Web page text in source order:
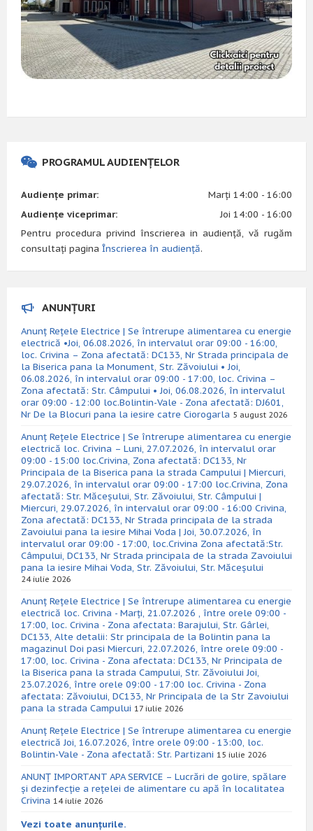
PROGRAMUL AUDIENȚELOR
Audiențe primar:
Marți 14:00 - 16:00
Audiențe viceprimar:
Joi 14:00 - 16:00
Pentru procedura privind înscrierea in audiență, vă rugăm
consultați pagina Înscrierea în audiență.
ANUNȚURI
Anunț Rețele Electrice | Se întrerupe alimentarea cu energie
electrică •Joi, 06.08.2026, în intervalul orar 09:00 - 16:00,
loc. Crivina – Zona afectată: DC133, Nr Strada principala de
la Biserica pana la Monument, Str. Zăvoiului • Joi,
06.08.2026, în intervalul orar 09:00 - 17:00, loc. Crivina –
Zona afectată: Str. Câmpului • Joi, 06.08.2026, în intervalul
orar 09:00 - 12:00 loc.Bolintin-Vale - Zona afectată: DJ601,
Nr De la Blocuri pana la iesire catre Ciorogarla 5 august 2026
Anunț Rețele Electrice | Se întrerupe alimentarea cu energie
electrică loc. Crivina – Luni, 27.07.2026, în intervalul orar
09:00 - 15:00 loc.Crivina, Zona afectată: DC133, Nr
Principala de la Biserica pana la strada Campului | Miercuri,
29.07.2026, în intervalul orar 09:00 - 17:00 loc.Crivina, Zona
afectată: Str. Măceșului, Str. Zăvoiului, Str. Câmpului |
Miercuri, 29.07.2026, în intervalul orar 09:00 - 16:00 Crivina,
Zona afectată: DC133, Nr Strada principala de la strada
Zavoiului pana la iesire Mihai Voda | Joi, 30.07.2026, în
intervalul orar 09:00 - 17:00, loc.Crivina Zona afectată:Str.
Câmpului, DC133, Nr Strada principala de la strada Zavoiului
pana la iesire Mihai Voda, Str. Zăvoiului, Str. Măceșului
24 iulie 2026
Anunț Rețele Electrice | Se întrerupe alimentarea cu energie
electrică loc. Crivina - Marți, 21.07.2026 , între orele 09:00 -
17:00, loc. Crivina - Zona afectata: Barajului, Str. Gârlei,
DC133, Alte detalii: Str principala de la Bolintin pana la
magazinul Doi pasi Miercuri, 22.07.2026, între orele 09:00 -
17:00, loc. Crivina - Zona afectata: DC133, Nr Principala de
la Biserica pana la strada Campului, Str. Zăvoiului Joi,
23.07.2026, între orele 09:00 - 17:00 loc. Crivina - Zona
afectata: Zăvoiului, DC133, Nr Principala de la Str Zavoiului
pana la strada Campului 17 iulie 2026
Anunț Rețele Electrice | Se întrerupe alimentarea cu energie
electrică Joi, 16.07.2026, între orele 09:00 - 13:00, loc.
Bolintin-Vale - Zona afectată: Str. Partizani 15 iulie 2026
ANUNȚ IMPORTANT APA SERVICE – Lucrări de golire, spălare
și dezinfecție a rețelei de alimentare cu apă în localitatea
Crivina 14 iulie 2026
Vezi toate anunțurile.